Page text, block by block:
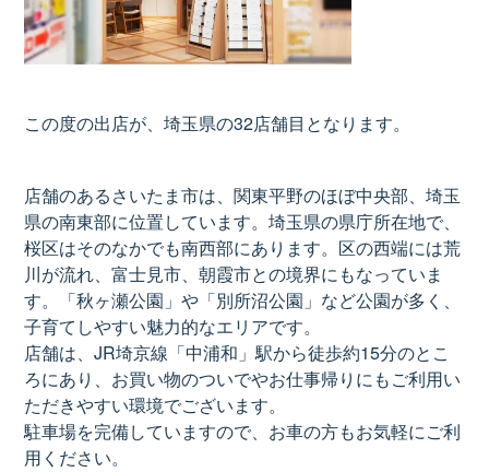
この度の出店が、埼玉県の32店舗目となります。
店舗のあるさいたま市は、関東平野のほぼ中央部、埼玉
県の南東部に位置しています。埼玉県の県庁所在地で、
桜区はそのなかでも南西部にあります。区の西端には荒
川が流れ、富士見市、朝霞市との境界にもなっていま
す。「秋ヶ瀬公園」や「別所沼公園」など公園が多く、
子育てしやすい魅力的なエリアです。
店舗は、JR埼京線「中浦和」駅から徒歩約15分のとこ
ろにあり、お買い物のついでやお仕事帰りにもご利用い
ただきやすい環境でございます。
駐車場を完備していますので、お車の方もお気軽にご利
用ください。